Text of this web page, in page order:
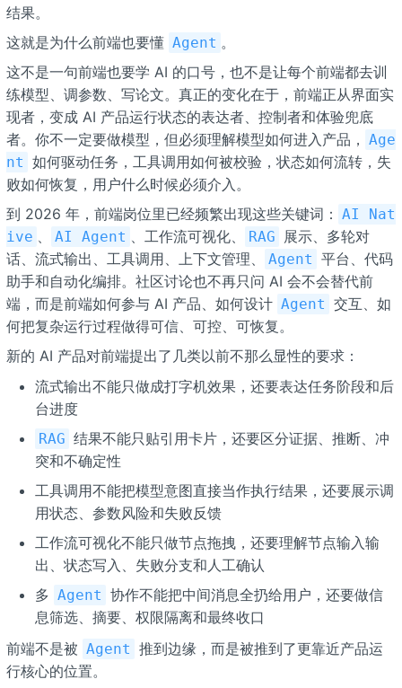
结果。
这就是为什么前端也要懂 Agent 。
这不是一句前端也要学 AI 的口号，也不是让每个前端都去训
练模型、调参数、写论文。真正的变化在于，前端正从界面实
现者，变成 AI 产品运行状态的表达者、控制者和体验兜底
者。你不一定要做模型，但必须理解模型如何进入产品， Age
nt 如何驱动任务，工具调用如何被校验，状态如何流转，失
败如何恢复，用户什么时候必须介入。
到 2026 年，前端岗位里已经频繁出现这些关键词： AI Nat
ive
AI Agent 、工作流可视化、 RAG
展示、多轮对
话、流式输出、工具调用、上下文管理、
Agent 平台、代码
助手和自动化编排。社区讨论也不再只问 AI 会不会替代前
端，而是前端如何参与 AI 产品、如何设计 Agent 交互、如
何把复杂运行过程做得可信、可控、可恢复。
新的 AI 产品对前端提出了几类以前不那么显性的要求：
流式输出不能只做成打字机效果，还要表达任务阶段和后
台进度
RAG 结果不能只贴引用卡片，还要区分证据、推断、冲
突和不确定性
工具调用不能把模型意图直接当作执行结果，还要展示调
用状态、参数风险和失败反馈
工作流可视化不能只做节点拖拽，还要理解节点输入输
出、状态写入、失败分支和人工确认
多 Agent 协作不能把中间消息全扔给用户，还要做信
息筛选、摘要、权限隔离和最终收口
前端不是被 Agent 推到边缘，而是被推到了更靠近产品运
行核心的位置。